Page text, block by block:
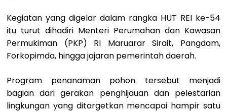
Kegiatan yang digelar dalam rangka HUT REI ke-54
itu turut dihadiri Menteri Perumahan dan Kawasan
Permukiman (PKP) RI Maruarar Sirait, Pangdam,
Forkopimda, hingga jajaran pemerintah daerah.
Program penanaman pohon tersebut menjadi
bagian dari gerakan penghijauan dan pelestarian
lingkungan yang ditargetkan mencapai hampir satu